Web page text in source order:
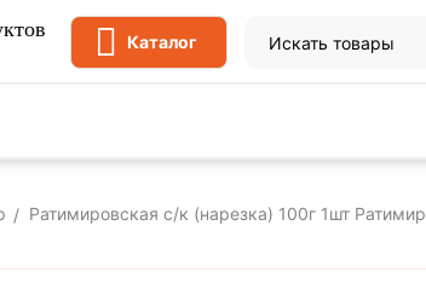
Каталог
/ Ратимировская с/к (нарезка) 100г 1шт Ратимир